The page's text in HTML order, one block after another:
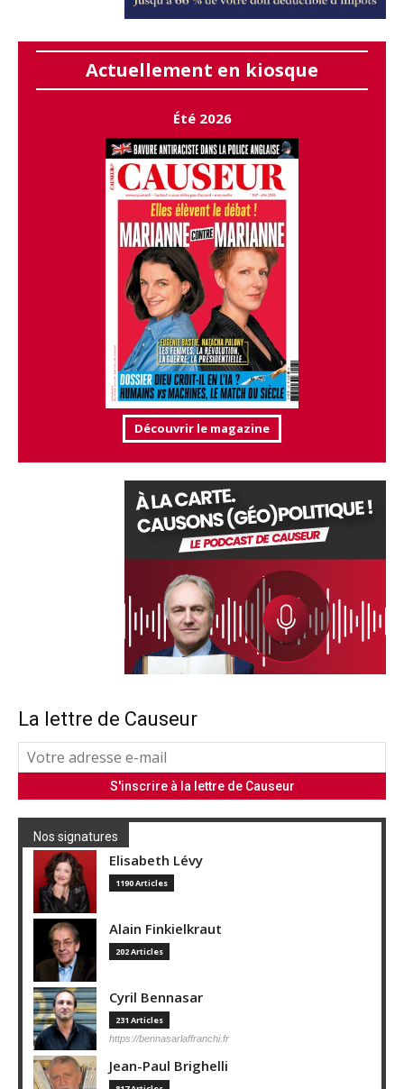
Actuellement en kiosque
Été 2026
Découvrir le magazine
La lettre de Causeur
Nos signatures
Elisabeth Lévy
1190 Articles
Alain Finkielkraut
202 Articles
Cyril Bennasar
231 Articles
https://bennasarlaffranchi.fr
Jean-Paul Brighelli